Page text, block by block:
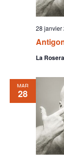
28 janvier
La
MAR
28